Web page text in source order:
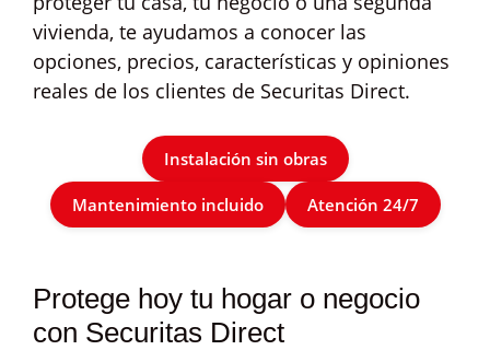
vivienda, te ayudamos a conocer las
opciones, precios, características y opiniones
reales de los clientes de Securitas Direct.
Instalación sin obras
Mantenimiento incluido Atención 24/7
Protege hoy tu hogar o negocio
con Securitas Direct